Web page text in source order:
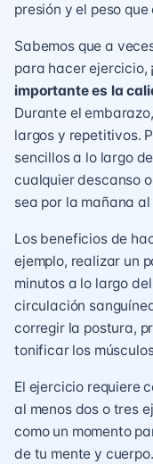
presión y el peso
Sabemos que a
para hacer ejercicio,
importante es la
Durante el
largos y repetitivos.
sencillos a lo largo
cualquier descanso
sea por la mañana
Los beneficios de
ejemplo, realizar un
minutos a lo largo
circulación
corregir la postura,
tonificar los
El ejercicio requiere
al menos dos o tres
como un momento
de tu mente y